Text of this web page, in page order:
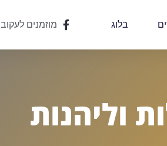
בלוג מוזמנים לעקוב
וליהנות